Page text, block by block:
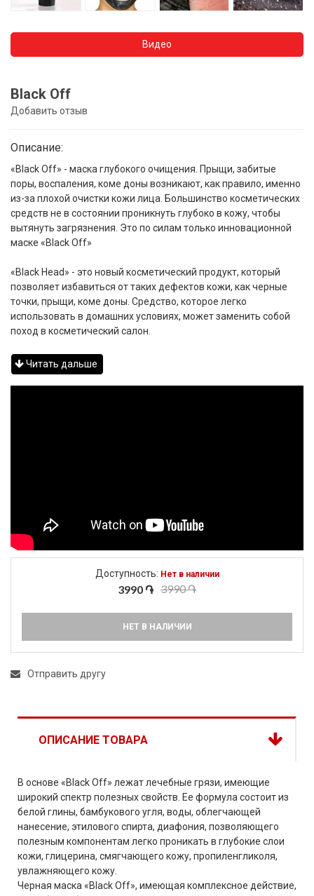
Видео
Black Off
Добавить отзыв
Описание:
«Black Off» - маска глубокого очищения. Прыщи, забитые
поры, воспаления, коме доны возникают, как правило, именно
из-за плохой очистки кожи лица. Большинство косметических
средств не в состоянии проникнуть глубоко в кожу, чтобы
вытянуть загрязнения. Это по силам только инновационной
маске «Black Off»
«Black Head» - это новый косметический продукт, который
позволяет избавиться от таких дефектов кожи, как черные
точки, прыщи, коме доны. Средство, которое легко
использовать в домашних условиях, может заменить собой
поход в косметический салон.
Читать дальше
Доступность: Нет в наличии
3990 ֏ 3990 ֏
НЕТ В НАЛИЧИИ
Отправить другу
ОПИСАНИЕ ТОВАРА
В основе «Black Off» лежат лечебные грязи, имеющие
широкий спектр полезных свойств. Ее формула состоит из
белой глины, бамбукового угля, воды, облегчающей
нанесение, этилового спирта, диафония, позволяющего
полезным компонентам легко проникать в глубокие слои
кожи, глицерина, смягчающего кожу, пропиленгликоля,
увлажняющего кожу.
Черная маска «Black Off», имеющая комплексное действие,